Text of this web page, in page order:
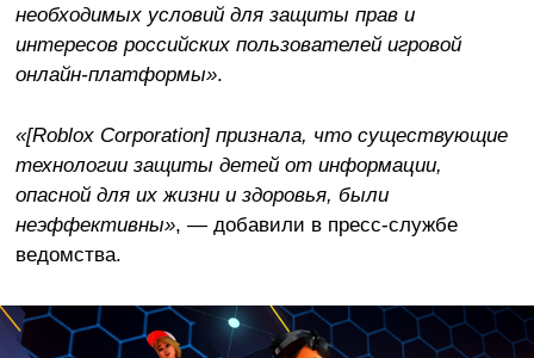
необходимых условий для защиты прав и
интересов российских пользователей игровой
онлайн-платформы».
«[Roblox Corporation] признала, что существующие
технологии защиты детей от информации,
опасной для их жизни и здоровья, были
неэффективны», — добавили в пресс-службе
ведомства.